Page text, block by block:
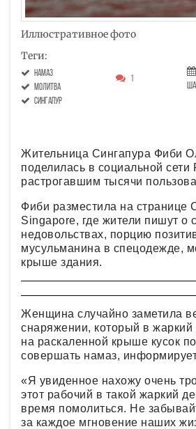
Иллюстративное фото
Теги:
намаз
молитва
сингапур
1
Жительница Сингапура Фиби
поделилась в социальной сети
растрогавшим тысячи
Фиби разместила на странице
Singapore, где жители пишут о
недовольствах, порцию
мусульманина в спецодежде,
крыше здания.
Женщина случайно заметила
снаряжении, который в жаркий
на раскаленной крыше кусок
совершать намаз,
«Я увиденное нахожу очень
этот рабочий в такой жаркий
время помолиться. Не
за каждое мгновение наших